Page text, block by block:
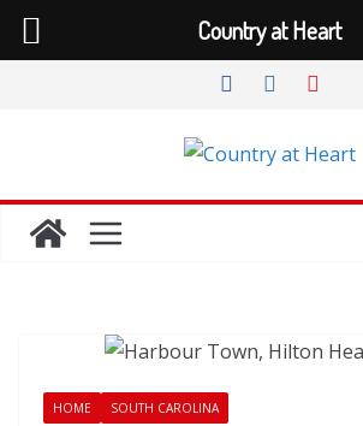
HOME SOUTH CAROLINA
Country at Heart